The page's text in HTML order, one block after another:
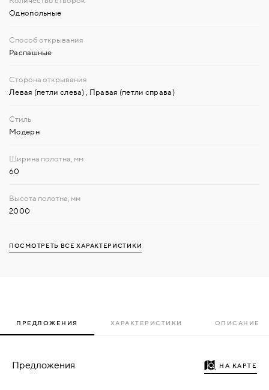
Однопольные
Распашные
Левая (петли слева) Правая (петли справа)
Модерн
60
2000
ПОСМОТРЕТЬ ВСЕ ХАРАКТЕРИСТИКИ
ПРЕДЛОЖЕНИЯ ХАРАКТЕРИСТИКИ ОПИСАНИЕ
Предложения НА КАРТЕ